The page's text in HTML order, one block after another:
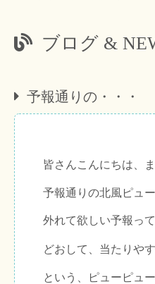
ブログ &
予報通りの・・・
皆さんこんにちは、
予報通りの北風ピュ
外れて欲しい予報って
どおして、当たりや
という、ピューピュ